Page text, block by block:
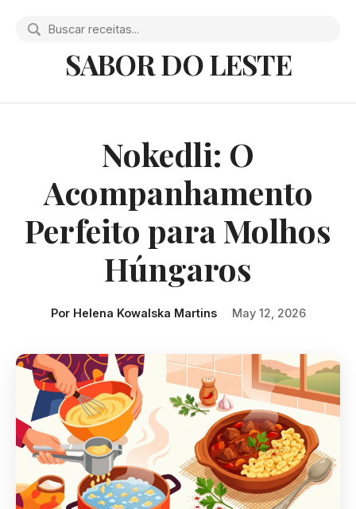
SABOR DO LESTE
Nokedli: O
Acompanhamento
Perfeito para Molhos
Húngaros
Por Helena Kowalska Martins May 12, 2026